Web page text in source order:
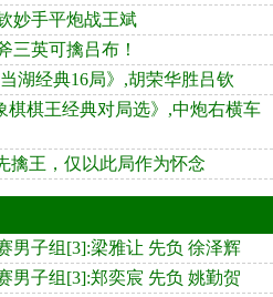
妙手平炮战王斌
三英可擒吕布！
湖经典16局》,胡荣华胜吕钦
棋棋王经典对局选》,中炮右横车
擒王，仅以此局作为怀念
男子组[3]:梁雅让 先负 徐泽辉
男子组[3]:郑奕宸 先负 姚勤贺